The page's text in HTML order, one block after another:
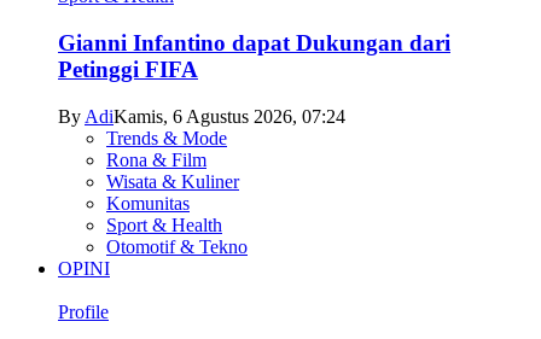
Gianni Infantino dapat Dukungan dari
Petinggi FIFA
By AdiKamis, 6 Agustus 2026, 07:24
Trends & Mode
Rona & Film
Wisata & Kuliner
Komunitas
Sport & Health
Otomotif & Tekno
OPINI
Profile